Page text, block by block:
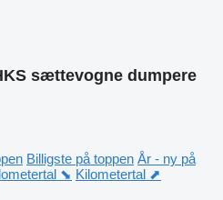
sættevogne dumpere
Billigste på toppen År - ny på
⬊ Kilometertal ⬈